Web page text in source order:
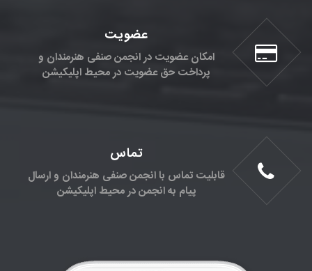
عضویت
امکان عضویت در انجمن صنفی هنرمندان و
پرداخت حق عضویت در محیط اپلیکیشن
تماس
قابلیت تماس با انجمن صنفی هنرمندان و ارسال
پیام به انجمن در محیط اپلیکیشن